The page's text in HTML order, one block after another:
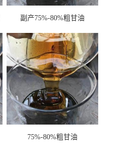
副产75%-80%粗甘油
75%-80%粗甘油